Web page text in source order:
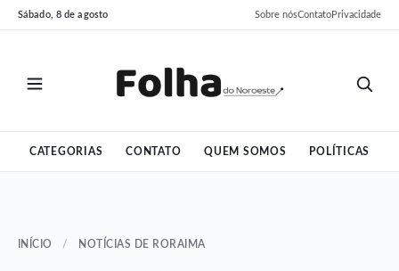
Pular
para
Pular
para
Sábado, 8 de agosto Sobre nósContatoPrivacidade
CATEGORIAS CONTATO QUEM SOMOS POLÍTICAS
INÍCIO / NOTÍCIAS DE RORAIMA